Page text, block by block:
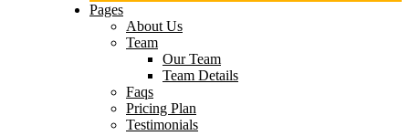
Pages
About Us
Team
Our Team
Team Details
Faqs
Pricing Plan
Testimonials